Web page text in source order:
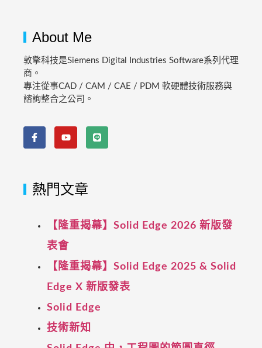
About Me
敦擎科技是Siemens Digital Industries Software系列代理
商。
專注從事CAD / CAM / CAE / PDM 軟硬體技術服務與
諮詢整合之公司。
熱門文章
【隆重揭幕】Solid Edge 2026 新版發
表會
【隆重揭幕】Solid Edge 2025 & Solid
Edge X 新版發表
Solid Edge
技術新知